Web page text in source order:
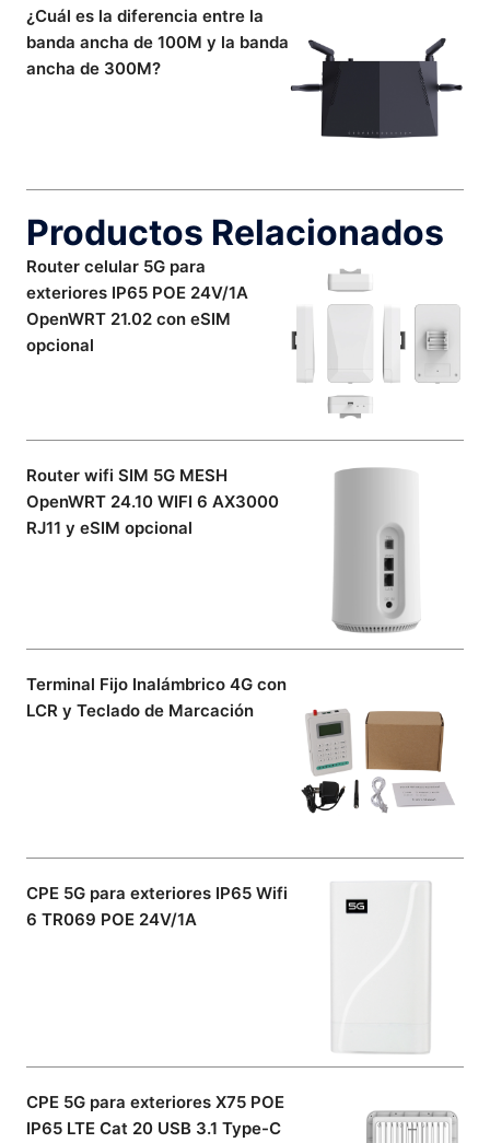
¿Cuál es la diferencia entre la
banda ancha de 100M y la banda
ancha de 300M?
Productos Relacionados
Router celular 5G para
exteriores IP65 POE 24V/1A
OpenWRT 21.02 con eSIM
opcional
Router wifi SIM 5G MESH
OpenWRT 24.10 WIFI 6 AX3000
RJ11 y eSIM opcional
Terminal Fijo Inalámbrico 4G con
LCR y Teclado de Marcación
CPE 5G para exteriores IP65 Wifi
6 TR069 POE 24V/1A
CPE 5G para exteriores X75 POE
IP65 LTE Cat 20 USB 3.1 Type-C